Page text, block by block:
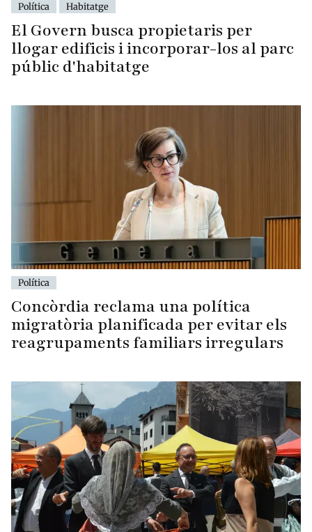
Política Habitatge
El Govern busca propietaris per
llogar edificis i incorporar-los al parc
públic d'habitatge
Política
Concòrdia reclama una política
migratòria planificada per evitar els
reagrupaments familiars irregulars